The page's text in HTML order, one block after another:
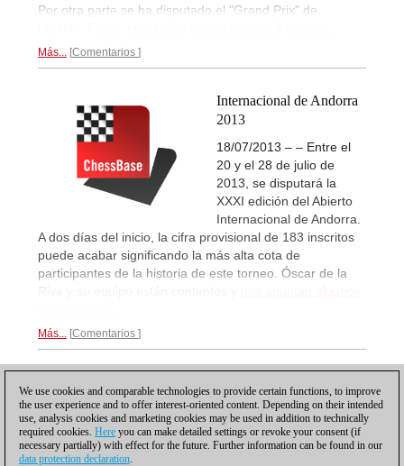
Por otra parte se ha disputado el "Grand Prix" de
Más... Comentarios
Internacional de Andorra
2013
18/07/2013 – – Entre el
20 y el 28 de julio de
2013, se disputará la
XXXI edición del Abierto
Internacional de Andorra.
A dos días del inicio, la cifra provisional de 183 inscritos
puede acabar significando la más alta cota de
participantes de la historia de este torneo. Óscar de la
Riva y su equipo están contentos y
nos apuntan algunos
Más... Comentarios
We use cookies and comparable technologies to provide certain functions, to improve
the user experience and to offer interest-oriented content. Depending on their intended
use, analysis cookies and marketing cookies may be used in addition to technically
required cookies. Here you can make detailed settings or revoke your consent (if
necessary partially) with effect for the future. Further information can be found in our
data protection declaration.